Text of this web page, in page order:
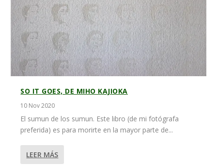
SO IT GOES, DE MIHO KAJIOKA
10 Nov 2020
El sumun de los sumun. Este libro (de mi fotógrafa
preferida) es para morirte en la mayor parte de...
LEER MÁS